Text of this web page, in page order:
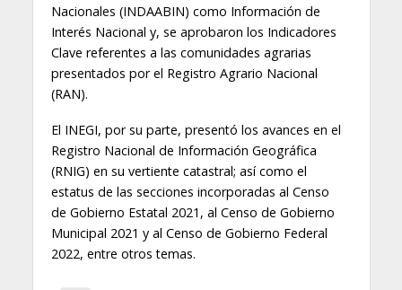
Nacionales (INDAABIN) como Información de
Interés Nacional y, se aprobaron los Indicadores
Clave referentes a las comunidades agrarias
presentados por el Registro Agrario Nacional
(RAN).
El INEGI, por su parte, presentó los avances en el
Registro Nacional de Información Geográfica
(RNIG) en su vertiente catastral; así como el
estatus de las secciones incorporadas al Censo
de Gobierno Estatal 2021, al Censo de Gobierno
Municipal 2021 y al Censo de Gobierno Federal
2022, entre otros temas.